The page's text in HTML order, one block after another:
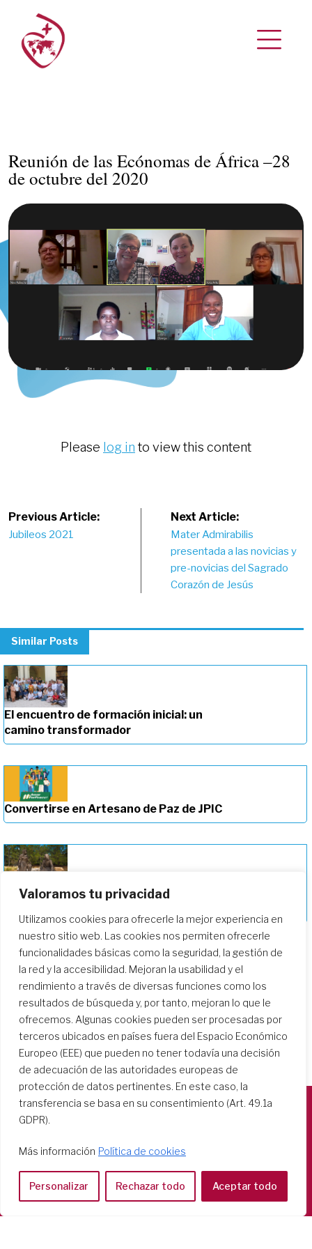
Valoramos tu privacidad
Utilizamos cookies para ofrecerle la mejor experiencia en
nuestro sitio web. Las cookies nos permiten ofrecerle
funcionalidades básicas como la seguridad, la gestión de
la red y la accesibilidad. Mejoran la usabilidad y el
rendimiento a través de diversas funciones como los
resultados de búsqueda y, por tanto, mejoran lo que le
ofrecemos. Algunas cookies pueden ser procesadas por
terceros ubicados en países fuera del Espacio Económico
Europeo (EEE) que pueden no tener todavía una decisión
de adecuación de las autoridades europeas de
protección de datos pertinentes. En este caso, la
transferencia se basa en su consentimiento (Art. 49.1a
GDPR).
Más información Política de cookies
Personalizar Rechazar todo Aceptar todo
Reunión de las Ecónomas de África –28
de octubre del 2020
Please log in to view this content
Post
Previous Article:
Jubileos 2021
Next Article:
Mater Admirabilis
presentada a las novicias y
pre-novicias del Sagrado
Corazón de Jesús
Similar Posts
El encuentro de formación inicial: un
camino transformador
Convertirse en Artesano de Paz de JPIC
Profundizando en nuestro camino de
Casa Generalizia
Tel: 06 58 23 03 32 or 06 58 20 31 17